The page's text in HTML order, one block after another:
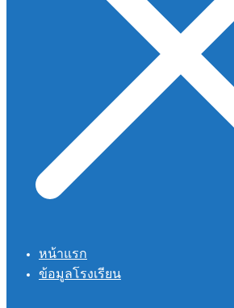
หน้าแรก
ข้อมูลโรงเรียน